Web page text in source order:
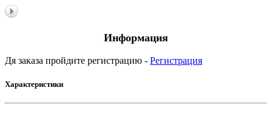
Информация
Дя заказа пройдите регистрацию - Регистрация
Характеристики